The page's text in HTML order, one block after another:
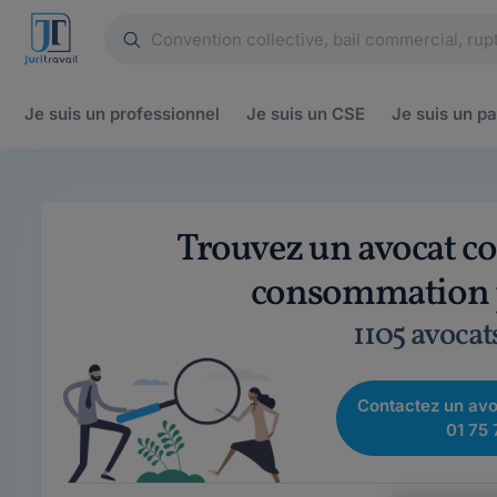
Je suis un professionnel Je suis un CSE Je suis un
Trouvez un avocat
consommation
1105
Contactez un
01 75